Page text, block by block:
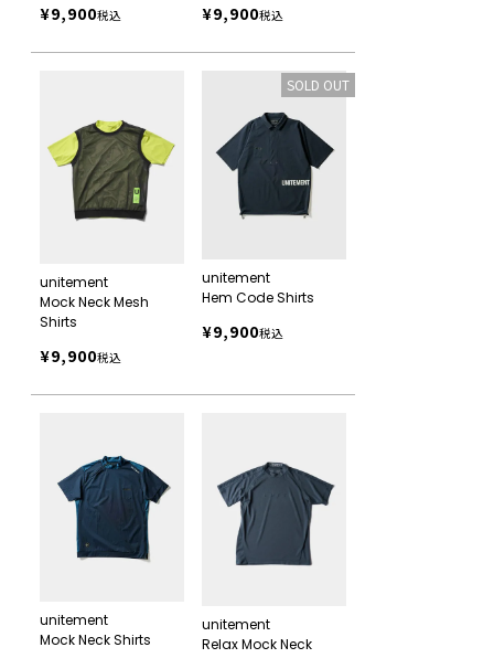
¥9,900税込 ¥9,900税込
unitement
Mock Neck Mesh
Shirts
¥9,900税込
unitement
Hem Code Shirts
¥9,900税込
SOLD OUT
unitement
Mock Neck Shirts
unitement
Relax Mock Neck